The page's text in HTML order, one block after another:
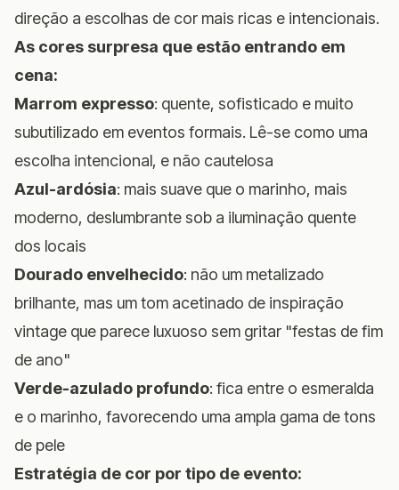
direção a escolhas de cor mais ricas e intencionais.
As cores surpresa que estão entrando em
cena:
Marrom expresso: quente, sofisticado e muito
subutilizado em eventos formais. Lê-se como uma
escolha intencional, e não cautelosa
Azul-ardósia: mais suave que o marinho, mais
moderno, deslumbrante sob a iluminação quente
dos locais
Dourado envelhecido: não um metalizado
brilhante, mas um tom acetinado de inspiração
vintage que parece luxuoso sem gritar "festas de fim
de ano"
Verde-azulado profundo: fica entre o esmeralda
e o marinho, favorecendo uma ampla gama de tons
de pele
Estratégia de cor por tipo de evento: